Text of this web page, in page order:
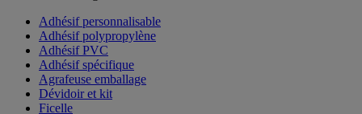
Adhésif personnalisable
Adhésif polypropylène
Adhésif PVC
Adhésif spécifique
Agrafeuse emballage
Dévidoir et kit